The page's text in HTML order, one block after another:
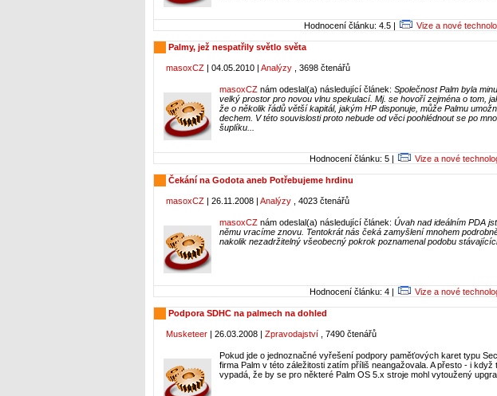
Hodnocení článku: 4.5 | Vize a nové
Palmy, jež nespatřily světlo světa
masoxCZ | 04.05.2010 | Analýzy , 3698 čtenářů
masoxCZ nám odeslal(a) následující článek: Společnost Palm byla
velký prostor pro novou vlnu spekulací. Mj. se hovoří zejména o tom,
že o několik řádů větší kapitál, jakým HP disponuje, může Palmu
dechem. V této souvislosti proto nebude od věci poohlédnout se po
šuplíku...
Hodnocení článku: 5 | Vize a nové
Čekání na Godota aneb Potřebujeme hrdinu
masoxCZ | 26.11.2008 | Analýzy , 4023 čtenářů
masoxCZ nám odeslal(a) následující článek: Úvah nad ideálním PDA
němu vracíme znovu. Tentokrát nás čeká zamyšlení mnohem
nakolik nezadržitelný všeobecný pokrok poznamenal podobu
Hodnocení článku: 4 | Vize a nové
Podpora SDHC na palmech na dohled
Musketeer | 26.03.2008 | Zpravodajství , 7490 čtenářů
Pokud jde o jednoznačné vyřešení podpory paměťových karet typu
firma Palm v této záležitosti zatím příliš neangažovala. A přesto - i
vypadá, že by se pro některé Palm OS 5.x stroje mohl vytoužený